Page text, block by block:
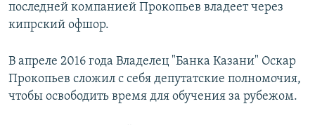
последней компанией Прокопьев владеет через
кипрский офшор.
В апреле 2016 года Владелец "Банка Казани" Оскар
Прокопьев сложил с себя депутатские полномочия,
чтобы освободить время для обучения за рубежом.